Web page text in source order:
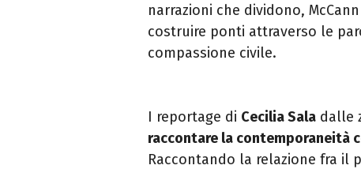
narrazioni che dividono,
costruire ponti attraverso le
compassione civile.
I reportage di Cecilia Sala dalle
raccontare la contemporaneità
Raccontando la relazione fra il